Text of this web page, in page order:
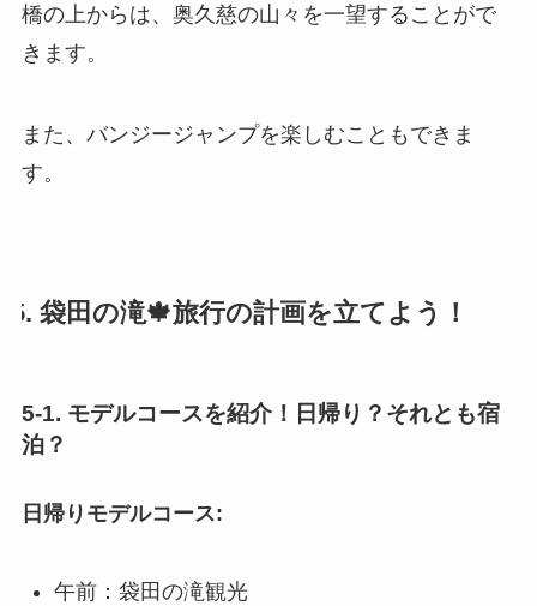
橋の上からは、奥久慈の山々を一望することがで
きます。
また、バンジージャンプを楽しむこともできま
す。
5. 袋田の滝🍁旅行の計画を立てよう！
5-1. モデルコースを紹介！日帰り？それとも宿
泊？
日帰りモデルコース:
午前：袋田の滝観光